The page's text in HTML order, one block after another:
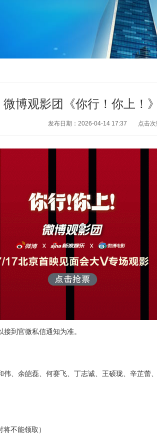
微博观影团《你行！你上！
发布日期：2026-04-14 17:37 点击次
到官微私信通知为准。
、余皑磊、何赛飞、丁志诚、王硕珑、辛芷蕾
不能领取）